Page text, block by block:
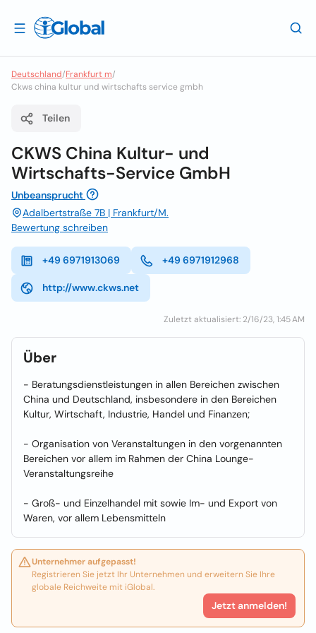
Deutschland/Frankfurt m/
Ckws china kultur und wirtschafts service gmbh
Teilen
CKWS China Kultur- und
Wirtschafts-Service GmbH
Unbeansprucht
Adalbertstraße 7B | Frankfurt/M.
Bewertung schreiben
+49 6971913069 +49 6971912968
http://www.ckws.net
Zuletzt aktualisiert: 2/16/23, 1:45 AM
Über
- Beratungsdienstleistungen in allen Bereichen zwischen
China und Deutschland, insbesondere in den Bereichen
Kultur, Wirtschaft, Industrie, Handel und Finanzen;
- Organisation von Veranstaltungen in den vorgenannten
Bereichen vor allem im Rahmen der China Lounge-
Veranstaltungsreihe
- Groß- und Einzelhandel mit sowie Im- und Export von
Waren, vor allem Lebensmitteln
Unternehmer aufgepasst!
Registrieren Sie jetzt Ihr Unternehmen und erweitern Sie Ihre
globale Reichweite mit iGlobal.
Jetzt anmelden!